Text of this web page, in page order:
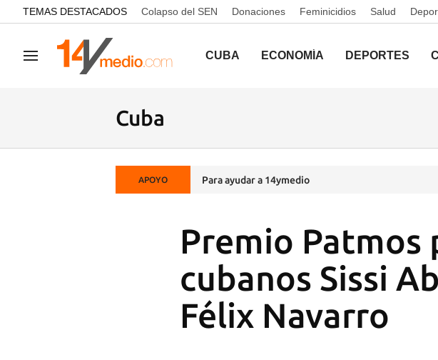
common.go-to-content
TEMAS DESTACADOS Colapso del SEN Donaciones Feminicidios Salud
Navegación CUBA ECONOMÍA DEPORTES
Cuba
APOYO Para ayudar a 14ymedio
Premio Patmos
cubanos Sissi
Félix Navarro